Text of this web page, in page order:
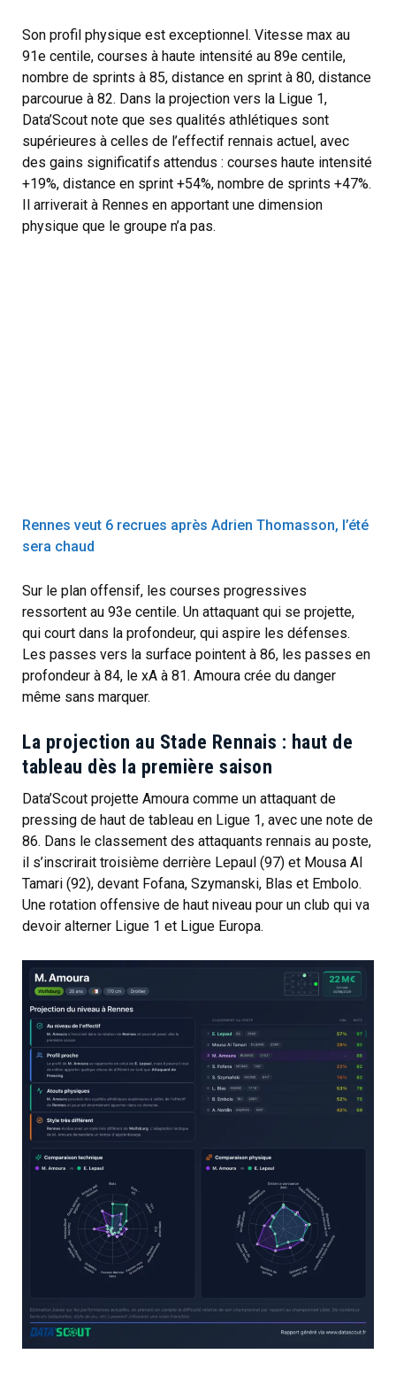
Son profil physique est exceptionnel. Vitesse max au
91e centile, courses à haute intensité au 89e centile,
nombre de sprints à 85, distance en sprint à 80, distance
parcourue à 82. Dans la projection vers la Ligue 1,
Data’Scout note que ses qualités athlétiques sont
supérieures à celles de l’effectif rennais actuel, avec
des gains significatifs attendus : courses haute intensité
+19%, distance en sprint +54%, nombre de sprints +47%.
Il arriverait à Rennes en apportant une dimension
physique que le groupe n’a pas.
Rennes veut 6 recrues après Adrien Thomasson, l’été
sera chaud
Sur le plan offensif, les courses progressives
ressortent au 93e centile. Un attaquant qui se projette,
qui court dans la profondeur, qui aspire les défenses.
Les passes vers la surface pointent à 86, les passes en
profondeur à 84, le xA à 81. Amoura crée du danger
même sans marquer.
La projection au Stade Rennais : haut de
tableau dès la première saison
Data’Scout projette Amoura comme un attaquant de
pressing de haut de tableau en Ligue 1, avec une note de
86. Dans le classement des attaquants rennais au poste,
il s’inscrirait troisième derrière Lepaul (97) et Mousa Al
Tamari (92), devant Fofana, Szymanski, Blas et Embolo.
Une rotation offensive de haut niveau pour un club qui va
devoir alterner Ligue 1 et Ligue Europa.